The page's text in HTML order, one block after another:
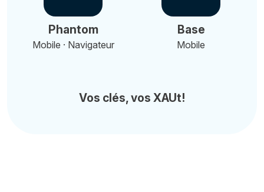
Phantom
Mobile · Navigateur
Base
Mobile
Vos clés, vos XAUt!